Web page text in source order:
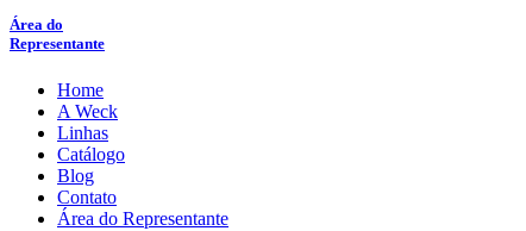
Área do
Representante
Home
A Weck
Linhas
Catálogo
Blog
Contato
Área do Representante